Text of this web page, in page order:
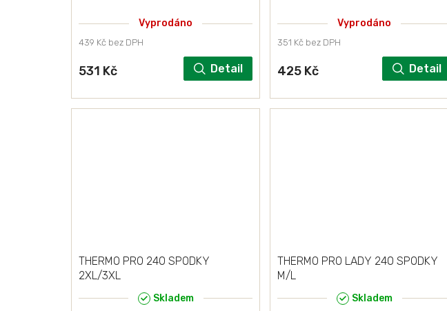
d
k
t
Vyprodáno
439 Kč bez DPH
531 Kč Detail
Vyprodáno
351 Kč bez DPH
425 Kč Detail
THERMO PRO 240 SPODKY
2XL/3XL
Skladem
THERMO PRO LADY 240 SPODKY
M/L
Skladem